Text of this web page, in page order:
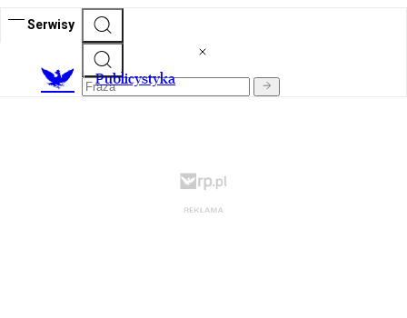
Serwisy
Publicystyka